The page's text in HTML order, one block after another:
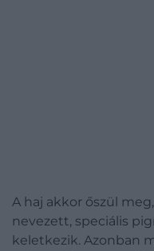
A haj akkor őszül
nevezett, speciális
keletkezik. Azonban